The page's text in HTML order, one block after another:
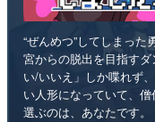
“ぜんめつ”してしまっ
宮からの脱出を目指す
い/いいえ」しか喋れず
い人形になっていて、
選ぶのは、あなたです。